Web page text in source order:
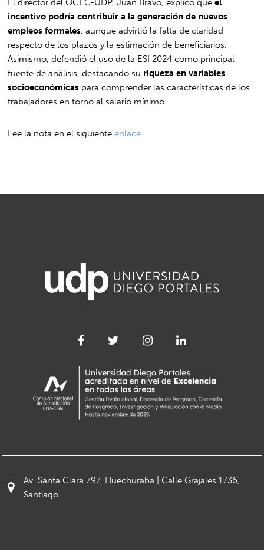
incentivo podría contribuir a la generación de nuevos
empleos formales , aunque advirtió la falta de claridad
respecto de los plazos y la estimación de beneficiarios.
Asimismo, defendió el uso de la ESI 2024 como principal
fuente de análisis, destacando su riqueza en variables
socioeconómicas para comprender las características de los
trabajadores en torno al salario mínimo.
Lee la nota en el siguienteenlace.
Av. Santa Clara 797, Huechuraba | Calle Grajales 1736,
Santiago